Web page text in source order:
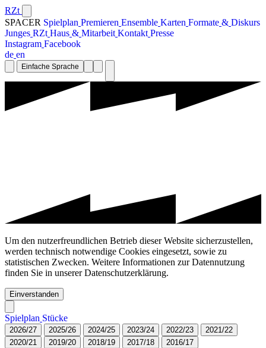
RZt
SPACER Spielplan Premieren Ensemble Karten Formate & Diskurs
Junges RZt Haus & Mitarbeit Kontakt Presse
Instagram Facebook
de en
Einfache Sprache
Um den nutzerfreundlichen Betrieb dieser Website sicherzustellen,
werden technisch notwendige Cookies eingesetzt, sowie zu
statistischen Zwecken. Weitere Informationen zur Datennutzung
finden Sie in unserer Datenschutzerklärung.
Einverstanden
Spielplan Stücke
2026/27 2025/26 2024/25 2023/24 2022/23 2021/22
2020/21 2019/20 2018/19 2017/18 2016/17